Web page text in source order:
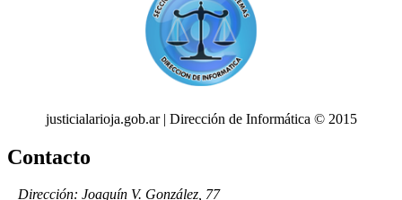
justicialarioja.gob.ar | Dirección de Informática © 2015
Contacto
Dirección: Joaquín V. González, 77